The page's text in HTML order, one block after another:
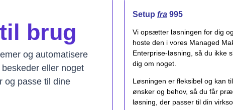
brug
og automatisere
eller noget
og passe til dine
Setup fra 995
Vi opsætter løsningen for dig
hoste den i vores Managed
Enterprise-løsning, så du ikke
dig om noget.
Løsningen er fleksibel og kan
ønsker og behov, så du får
løsning, der passer til din